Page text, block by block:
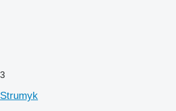
3
Strumyk